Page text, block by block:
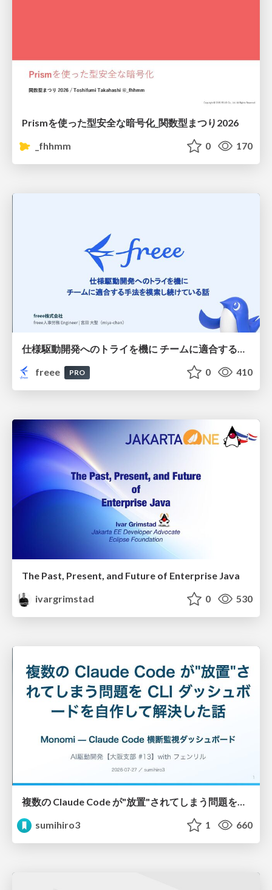
Prismを使った型安全な暗号化_関数型まつり2026
_fhhmm
0 170
仕様駆動開発へのトライを機に チームに適合する手法を模索し続けている話
freee
PRO 0 410
The Past, Present, and Future of Enterprise Java
ivargrimstad
0 530
複数の Claude Code が"放置"されてしまう問題をCLI ダッシュボードを自作して解決した話
sumihiro3
1 660